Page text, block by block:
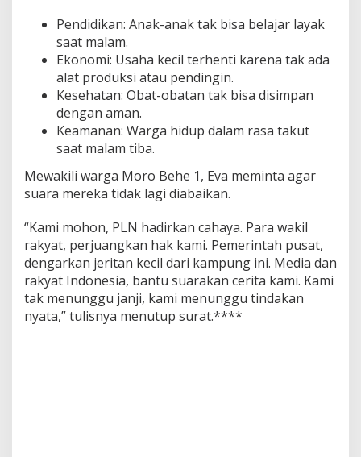
d
o
n
e
s
i
a
u
d
h
9
T
a
h
u
n
Pendidikan: Anak-anak tak bisa belajar layak
saat malam.
Ekonomi: Usaha kecil terhenti karena tak ada
alat produksi atau pendingin.
Kesehatan: Obat-obatan tak bisa disimpan
dengan aman.
Keamanan: Warga hidup dalam rasa takut
saat malam tiba.
Mewakili warga Moro Behe 1, Eva meminta agar
suara mereka tidak lagi diabaikan.
“Kami mohon, PLN hadirkan cahaya. Para wakil
rakyat, perjuangkan hak kami. Pemerintah pusat,
dengarkan jeritan kecil dari kampung ini. Media dan
rakyat Indonesia, bantu suarakan cerita kami. Kami
tak menunggu janji, kami menunggu tindakan
nyata,” tulisnya menutup surat.****